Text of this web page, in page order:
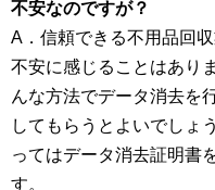
不安なのですが？
A．信頼できる不用品回
不安に感じることはあり
んな方法でデータ消去を
してもらうとよいでしょ
ってはデータ消去証明書
す。